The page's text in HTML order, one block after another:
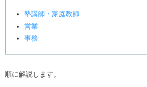
塾講師・家庭教師
営業
事務
順に解説します。